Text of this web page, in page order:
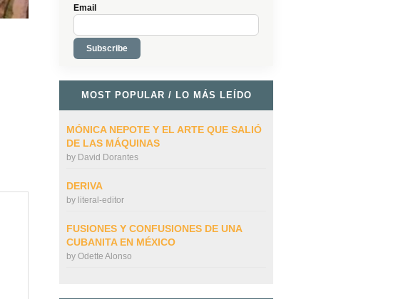
Email
MOST POPULAR / LO MÁS LEÍDO
MÓNICA NEPOTE Y EL ARTE QUE SALIÓ
DE LAS MÁQUINAS
by David Dorantes
DERIVA
by literal-editor
FUSIONES Y CONFUSIONES DE UNA
CUBANITA EN MÉXICO
by Odette Alonso